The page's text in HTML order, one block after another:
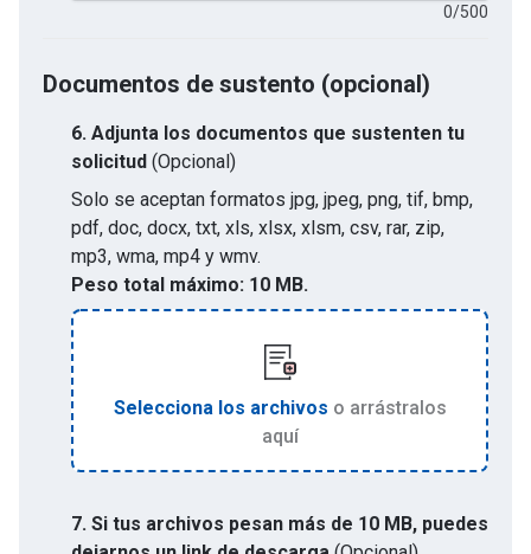
0/500
Documentos de sustento (opcional)
6. Adjunta los documentos que sustenten tu
solicitud (Opcional)
Solo se aceptan formatos jpg, jpeg, png, tif, bmp,
pdf, doc, docx, txt, xls, xlsx, xlsm, csv, rar, zip,
mp3, wma, mp4 y wmv.
Peso total máximo: 10 MB.
Selecciona los archivos o arrástralos
aquí
7. Si tus archivos pesan más de 10 MB, puedes